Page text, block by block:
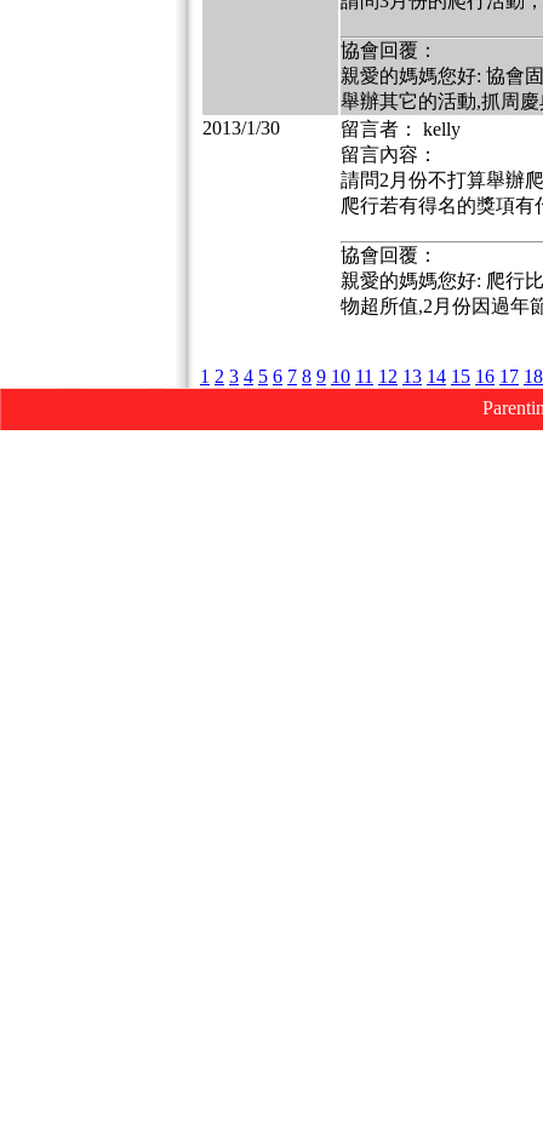
協會回覆：
親愛的媽媽您好: 協會
舉辦其它的活動,抓周
2013/1/30
留言者： kelly
留言內容：
請問2月份不打算舉辦
爬行若有得名的獎項有
協會回覆：
親愛的媽媽您好: 爬行
物超所值,2月份因過年
1 2 3 4 5 6 7 8 9 10 11 12 13 14 15 16 17 18